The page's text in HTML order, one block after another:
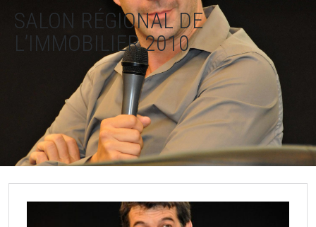
SALON RÉGIONAL DE
L’IMMOBILIER 2010